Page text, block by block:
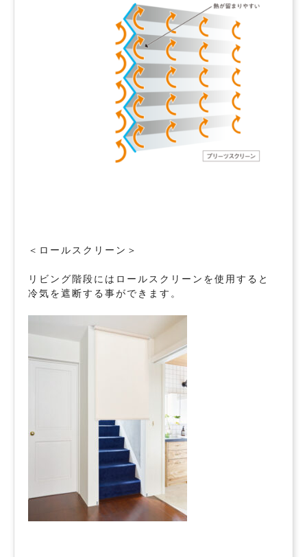
＜ロールスクリーン＞
リビング階段にはロールスクリーンを使用すると
冷気を遮断する事ができます。